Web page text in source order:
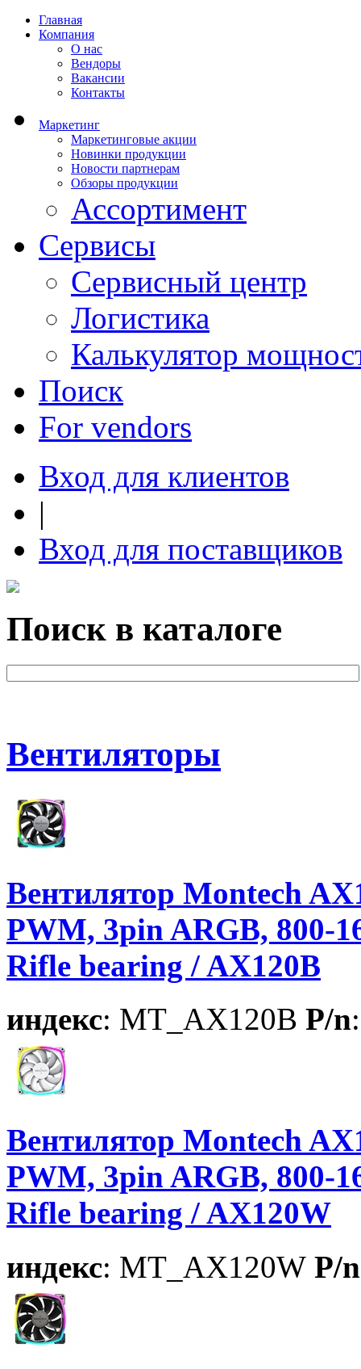
Главная
Компания
О нас
Вендоры
Вакансии
Контакты
Маркетинг
Маркетинговые акции
Новинки продукции
Новости партнерам
Обзоры продукции
Ассортимент
Сервисы
Сервисный центр
Логистика
Калькулятор
Поиск
For vendors
Вход для клиентов
|
Вход для поставщиков
Поиск в каталоге
Вентиляторы
Вентилятор Montech
PWM, 3pin ARGB, 800-
Rifle bearing / AX120B
индекс: MT_AX120B P/n
Вентилятор Montech
PWM, 3pin ARGB, 800-
Rifle bearing / AX120W
индекс: MT_AX120W P/n